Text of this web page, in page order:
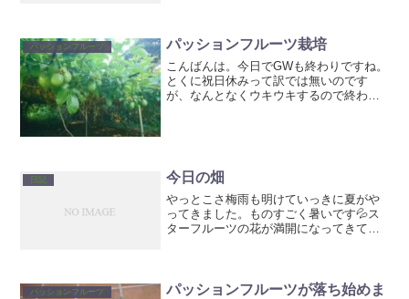
構良い品種かもしれないで...
パッションフルーツ パッションフルーツ栽培
こんばんは。今日でGWも終わりですね。
とくに祝日休みって訳では無いのです
が、なんとなくウキウキするので終わる
日記 今日の畑
やっとこさ梅雨も明けていっきに夏がや
ってきました。ものすごく暑いです💦ス
ターフルーツの花が満開になってきてい
りドラゴンフルーツは収穫...
パッションフルーツ
パッションフルーツが落ち始めま